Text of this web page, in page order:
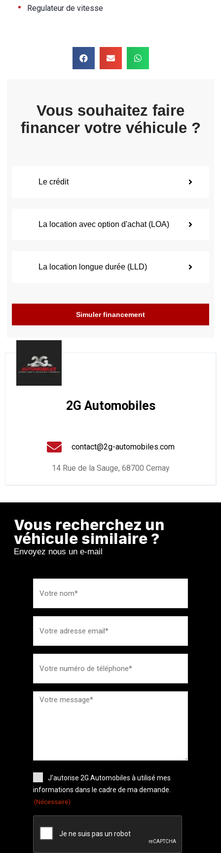
• Regulateur de vitesse
Vous souhaitez faire
financer votre véhicule ?
Le crédit
La location avec option d'achat (LOA)
La location longue durée (LLD)
Simuler financement
2G Automobiles
contact@2g-automobiles.com
14 Rue de la Sauge, 68700 Cernay
Vous recherchez un
véhicule similaire ?
Envoyez nous un e-mail
J'autorise 2G Automobiles à utilisé mes
informations dans le cadre de ma demande.
(Nécessaire)